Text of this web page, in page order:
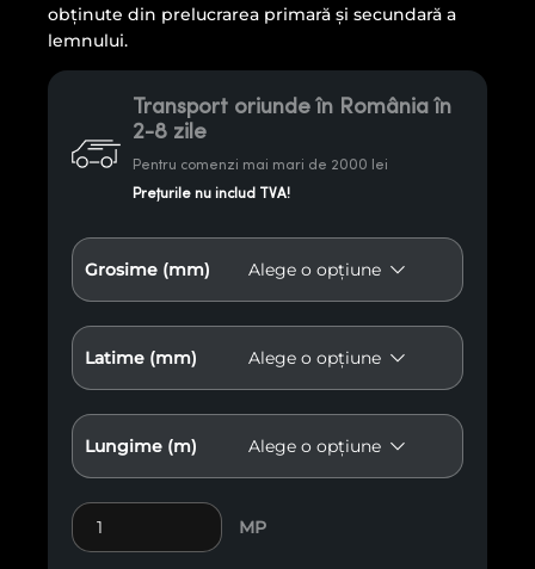
obținute din prelucrarea primară și secundară a
lemnului.
Transport oriunde în România în
2-8 zile
Pentru comenzi mai mari de 2000 lei
Prețurile nu includ TVA!
Grosime (mm)
Latime (mm)
Lungime (m)
Cantitate Lambriu Antichizat E18
MP